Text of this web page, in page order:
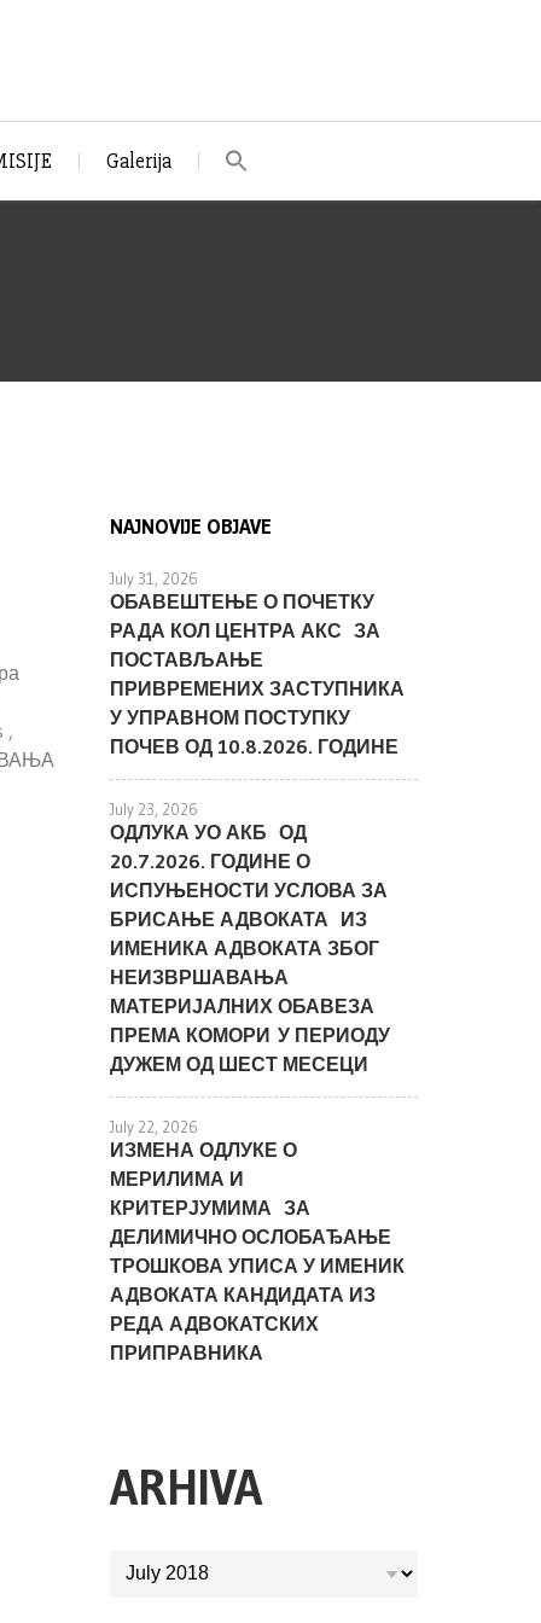
Galerija
,
NAJNOVIJE OBJAVE
July 31, 2026
ОБАВЕШТЕЊЕ О ПОЧЕТКУ
РАДА КОЛ ЦЕНТРА АКС ЗА
ПОСТАВЉАЊЕ
ПРИВРЕМЕНИХ ЗАСТУПНИКА
У УПРАВНОМ ПОСТУПКУ
ПОЧЕВ ОД 10.8.2026. ГОДИНЕ
July 23, 2026
ОДЛУКА УО АКБ ОД
20.7.2026. ГОДИНЕ О
ИСПУЊЕНОСТИ УСЛОВА ЗА
БРИСАЊЕ АДВОКАТА ИЗ
ИМЕНИКА АДВОКАТА ЗБОГ
НЕИЗВРШАВАЊА
МАТЕРИЈАЛНИХ ОБАВЕЗА
ПРЕМА КОМОРИ У ПЕРИОДУ
ДУЖЕМ ОД ШЕСТ МЕСЕЦИ
July 22, 2026
ИЗМЕНА ОДЛУКЕ О
МЕРИЛИМА И
КРИТЕРЈУМИМА ЗА
ДЕЛИМИЧНО ОСЛОБАЂАЊЕ
ТРОШКОВА УПИСА У ИМЕНИК
АДВОКАТА КАНДИДАТА ИЗ
РЕДА АДВОКАТСКИХ
ПРИПРАВНИКА
ARHIVA
ARHIVA